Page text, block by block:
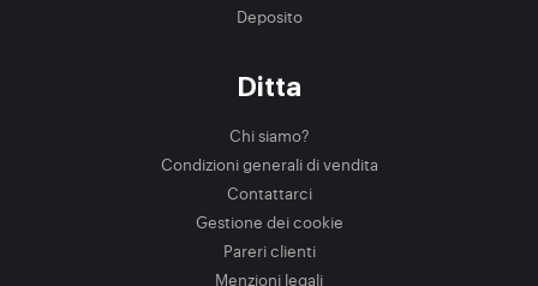
Deposito
Ditta
Chi siamo?
Condizioni generali di vendita
Contattarci
Gestione dei cookie
Pareri clienti
Menzioni legali